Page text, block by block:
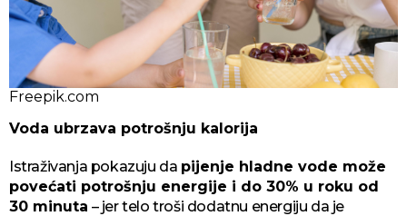
Freepik.com
Voda ubrzava potrošnju kalorija
Istraživanja pokazuju da pijenje hladne vode može
povećati potrošnju energije i do 30% u roku od
30 minuta – jer telo troši dodatnu energiju da je